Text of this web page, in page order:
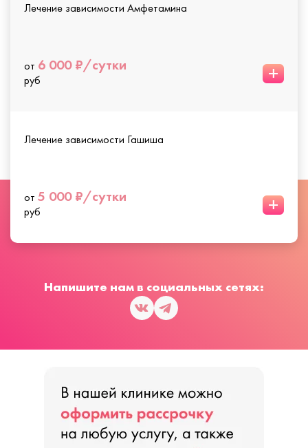
Лечение зависимости Амфетамина
от 6 000 ₽/сутки
руб +
Лечение зависимости Гашиша
от 5 000 ₽/сутки
руб +
Напишите нам в социальных сетях: